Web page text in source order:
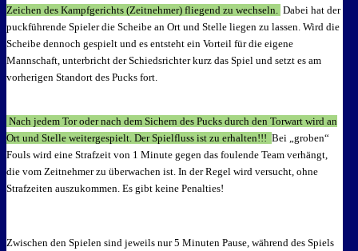
Zeichen des Kampfgerichts (Zeitnehmer) fliegend zu wechseln. Dabei hat der
puckführende Spieler die Scheibe an Ort und Stelle liegen zu lassen. Wird die
Scheibe dennoch gespielt und es entsteht ein Vorteil für die eigene
Mannschaft, unterbricht der Schiedsrichter kurz das Spiel und setzt es am
vorherigen Standort des Pucks fort.
Nach jedem Tor oder nach dem Sichern des Pucks durch den Torwart wird an
Ort und Stelle weitergespielt. Der Spielfluss ist zu erhalten!!! Bei „groben“
Fouls wird eine Strafzeit von 1 Minute gegen das foulende Team verhängt,
die vom Zeitnehmer zu überwachen ist. In der Regel wird versucht, ohne
Strafzeiten auszukommen. Es gibt keine Penalties!
Zwischen den Spielen sind jeweils nur 5 Minuten Pause, während des Spiels